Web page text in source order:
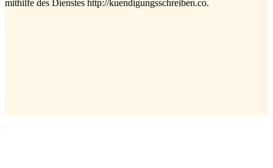
mithilfe des Dienstes http://kuendigungsschreiben.co.